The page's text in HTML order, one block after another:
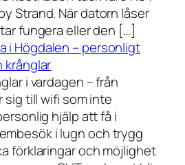
Strand. När datorn låser
fungera eller den […]
i Högdalen – personligt
krånglar
i vardagen – från
sig till wifi som inte
hjälp att få i
i lugn och trygg
förklaringar och möjlighet